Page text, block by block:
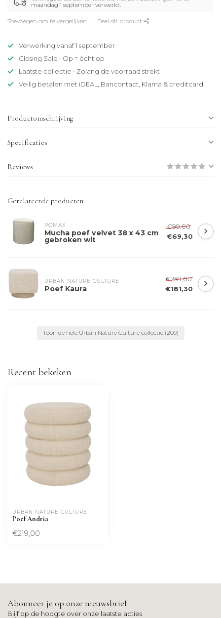
maandag 1 september verwerkt.
Toevoegen om te vergelijken Deel dit product
Verwerking vanaf 1 september
Closing Sale • Op = écht op
Laatste collectie • Zolang de voorraad strekt
Veilig betalen met iDEAL, Bancontact, Klarna & creditcard
Productomschrijving
Specificaties
Reviews
Gerelateerde producten
POMAX
Mucha poef velvet 38 x 43 cm
gebroken wit
€99,00
€69,30
URBAN NATURE CULTURE
Poef Kaura
€259,00
€181,30
Toon de hele Urban Nature Culture collectie (209)
Recent bekeken
URBAN NATURE CULTURE
Poef Andria
€219,00
Abonneer je op onze nieuwsbrief
Blijf op de hoogte over onze laatste acties